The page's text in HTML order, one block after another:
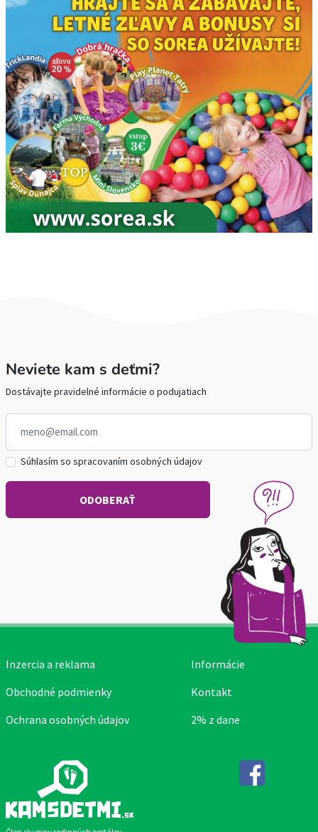
Neviete kam s deťmi?
Dostávajte pravidelné informácie o podujatiach
Súhlasím so spracovaním osobných údajov
Inzercia a reklama
Obchodné podmienky
Ochrana osobných údajov
Informácie
Kontakt
2% z dane